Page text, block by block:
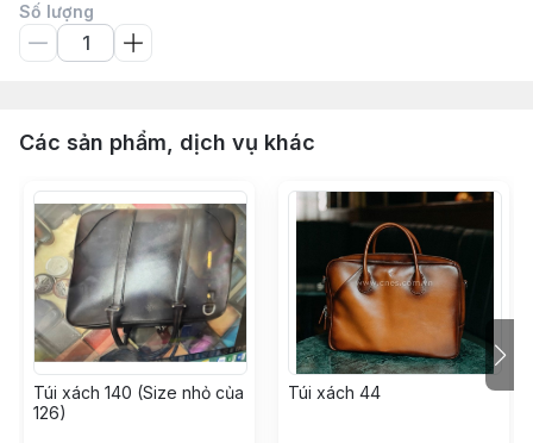
Số lượng
Các sản phẩm, dịch vụ khác
Túi xách 140 (Size nhỏ của
126)
Túi xách 44